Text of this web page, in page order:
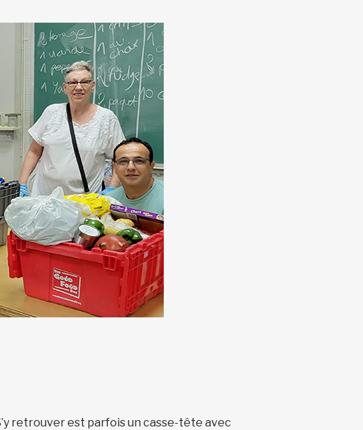
retrouver est parfois un casse-tête avec